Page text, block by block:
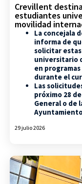
Crevillent
estudiantes
movilidad
La concejala
informa de
solicitar
universitario
en
durante el
Las
próximo 28
General o de
29 julio 2026